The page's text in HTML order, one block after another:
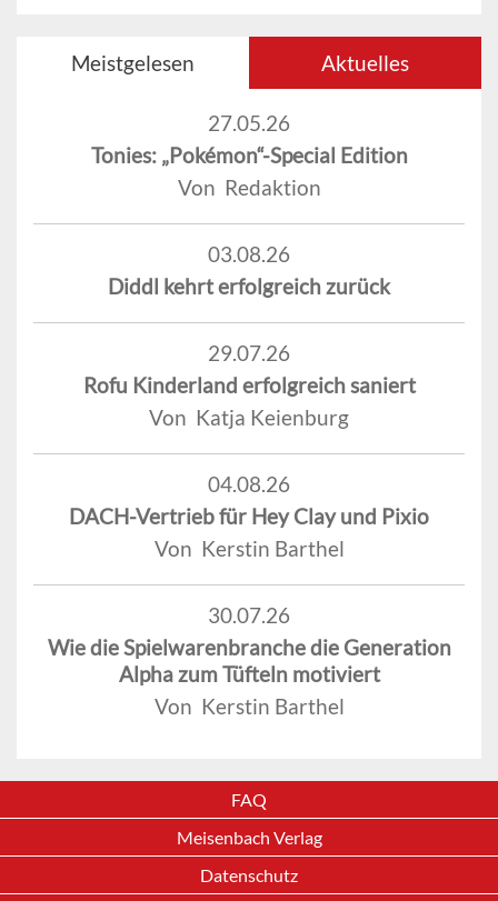
Meistgelesen Aktuelles
27.05.26
Tonies: „Pokémon“-Special Edition
Von Redaktion
03.08.26
Diddl kehrt erfolgreich zurück
29.07.26
Rofu Kinderland erfolgreich saniert
Von Katja Keienburg
04.08.26
DACH-Vertrieb für Hey Clay und Pixio
Von Kerstin Barthel
30.07.26
Wie die Spielwarenbranche die Generation
Alpha zum Tüfteln motiviert
Von Kerstin Barthel
FAQ
Meisenbach Verlag
Datenschutz